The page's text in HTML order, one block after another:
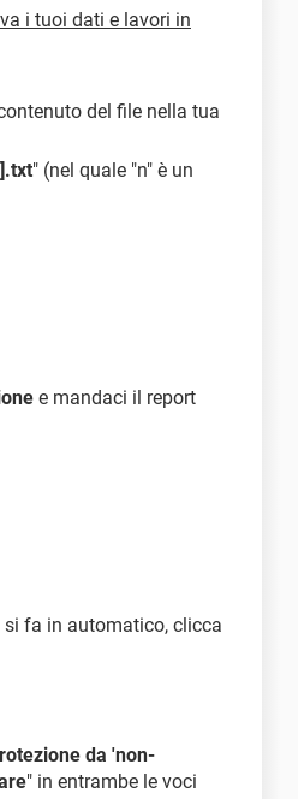
i tuoi dati e lavori in
del file nella tua
].txt" (nel quale "n" è un
e mandaci il report
fa in automatico, clicca
da 'non-
" in entrambe le voci